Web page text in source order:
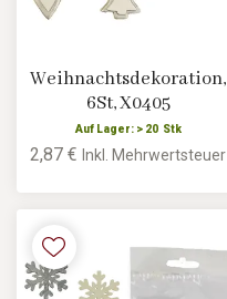
Weihnachtsdekoration,
6St, X0405
Auf Lager: > 20 Stk
2,87 €Inkl. Mehrwertsteuer